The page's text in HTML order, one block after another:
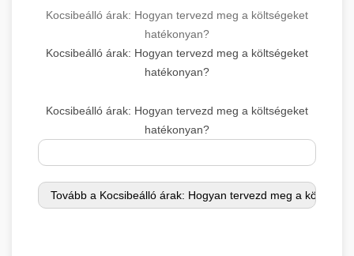
Kocsibeálló árak: Hogyan tervezd meg a költségeket
hatékonyan?
Kocsibeálló árak: Hogyan tervezd meg a költségeket
hatékonyan?
Kocsibeálló árak: Hogyan tervezd meg a költségeket
hatékonyan?